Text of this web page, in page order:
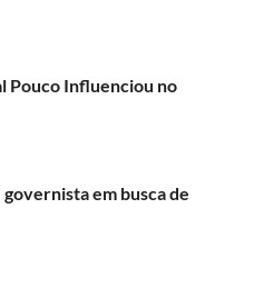
Pouco Influenciou no
governista em busca de